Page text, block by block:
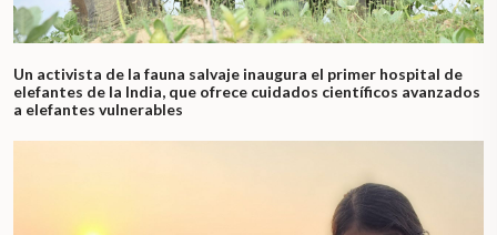
Un activista de la fauna salvaje inaugura el primer hospital de
elefantes de la India, que ofrece cuidados científicos avanzados
a elefantes vulnerables